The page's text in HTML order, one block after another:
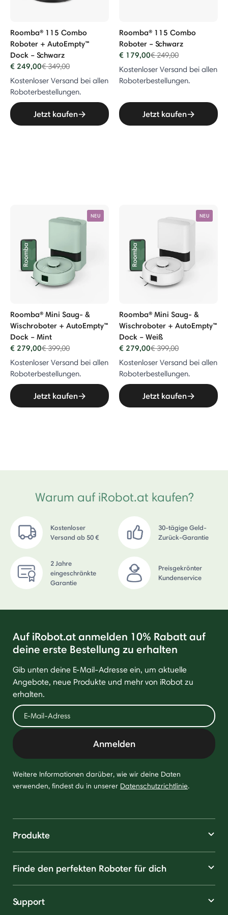
Roomba® 115 Combo
Roboter + AutoEmpty™
Dock – Schwarz
€ 249,00Price reduced from
€ 349,00to
Kostenloser Versand bei allen
Roboterbestellungen.
Jetzt kaufen
Roomba® 115 Combo
Roboter – Schwarz
€ 179,00Price reduced from
€ 249,00to
Kostenloser Versand bei allen
Roboterbestellungen.
Jetzt kaufen
NEU
Roomba® Mini Saug- &
Wischroboter + AutoEmpty™
Dock – Mint
€ 279,00Price reduced from
€ 399,00to
Kostenloser Versand bei allen
Roboterbestellungen.
Jetzt kaufen
NEU
Roomba® Mini Saug- &
Wischroboter + AutoEmpty™
Dock – Weiß
€ 279,00Price reduced from
€ 399,00to
Kostenloser Versand bei allen
Roboterbestellungen.
Jetzt kaufen
Warum auf iRobot.at kaufen?
Kostenloser
Versand ab 50 €
30-tägige Geld-
Zurück-Garantie
2 Jahre
eingeschränkte
Garantie
Preisgekrönter
Kundenservice
Auf iRobot.at anmelden 10% Rabatt auf
deine erste Bestellung zu erhalten
Gib unten deine E-Mail-Adresse ein, um aktuelle
Angebote, neue Produkte und mehr von iRobot zu
erhalten.
Anmelden
Weitere Informationen darüber, wie wir deine Daten
verwenden, findest du in unserer Datenschutzrichtlinie.
Produkte
Finde den perfekten Roboter für dich
Support